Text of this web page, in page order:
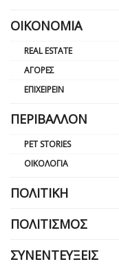
ΟΙΚΟΝΟΜΊΑ
REAL ESTATE
ΑΓΟΡΈΣ
ΕΠΙΧΕΙΡΕΊΝ
ΠΕΡΙΒΆΛΛΟΝ
PET STORIES
ΟΙΚΟΛΟΓΊΑ
ΠΟΛΙΤΙΚΉ
ΠΟΛΙΤΙΣΜΌΣ
ΣΥΝΕΝΤΕΎΞΕΙΣ